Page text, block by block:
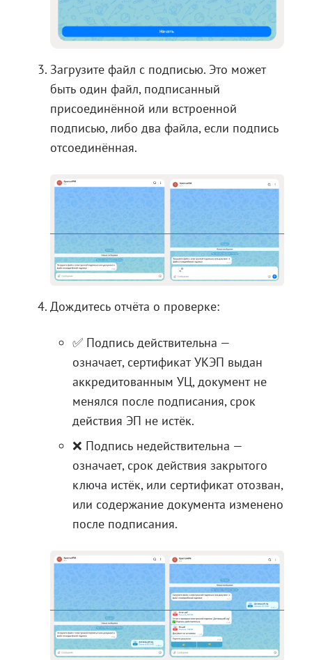
Загрузите файл с подписью. Это может
быть один файл, подписанный
присоединённой или встроенной
подписью, либо два файла, если подпись
отсоединённая.
Дождитесь отчёта о проверке:
✅ Подпись действительна —
означает, сертификат УКЭП выдан
аккредитованным УЦ, документ не
менялся после подписания, срок
действия ЭП не истёк.
❌ Подпись недействительна —
означает, срок действия закрытого
ключа истёк, или сертификат отозван,
или содержание документа изменено
после подписания.